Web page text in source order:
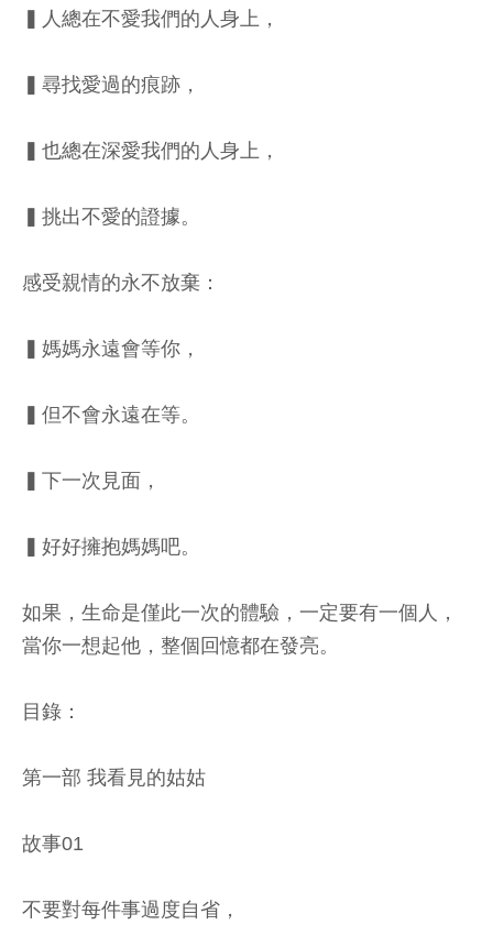
▍人總在不愛我們的人身上，
▍尋找愛過的痕跡，
▍也總在深愛我們的人身上，
▍挑出不愛的證據。
感受親情的永不放棄：
▍媽媽永遠會等你，
▍但不會永遠在等。
▍下一次見面，
▍好好擁抱媽媽吧。
如果，生命是僅此一次的體驗，一定要有一個人，
當你一想起他，整個回憶都在發亮。
目錄：
第一部 我看見的姑姑
故事01
不要對每件事過度自省，